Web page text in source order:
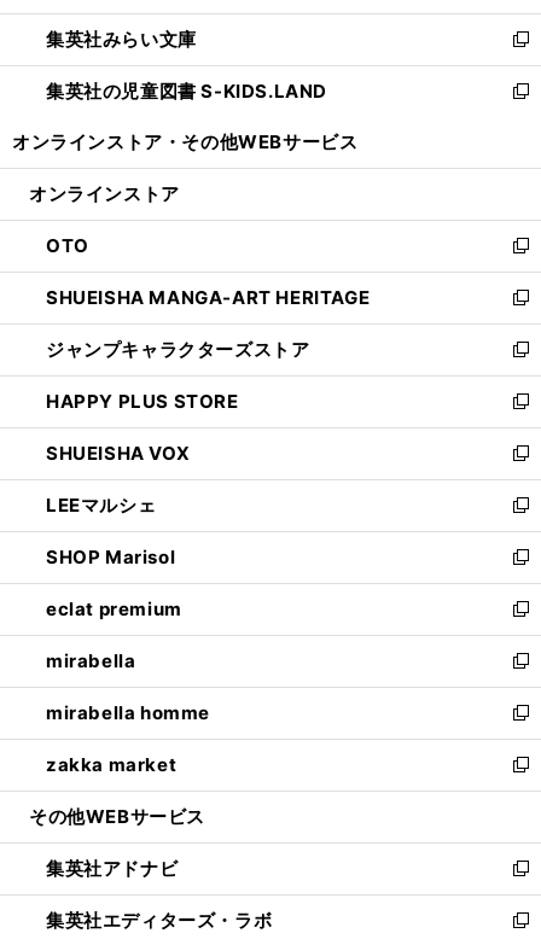
開
く
ウ
で
開
く
ン
ド
ウ
で
ウ
ィ
ン
ド
開
集英社みらい文庫
新
し
い
ン
ウ
で
開
く
集英社の児童図書 S-KIDS.LAND
新
ウ
ン
ド
ウ
で
開
く
オンラインストア・ その他WEBサービス
オンラインストア
OTO
新
し
い
ウ
ィ
ン
ド
ウ
で
開
く
SHUEISHA MANGA-ART HERITAGE
新
し
い
ウ
ィ
ン
ド
ウ
で
開
く
ジャンプキャラクターズストア
新
し
い
ウ
ィ
ン
ド
ウ
で
開
く
HAPPY PLUS STORE
新
し
い
ウ
ィ
ン
ド
ウ
で
開
く
SHUEISHA VOX
新
し
い
ウ
ィ
ン
ド
ウ
で
開
く
LEEマルシェ
新
し
い
ウ
ィ
ン
ド
ウ
で
開
く
SHOP Marisol
新
し
い
ウ
ィ
ン
ド
ウ
で
開
eclat premium
新
し
い
ウ
ィ
ン
ド
ウ
開
く
mirabella
新
し
い
ウ
ィ
ン
ウ
で
開
く
mirabella homme
新
し
い
ウ
ン
ド
ウ
で
zakka market
新
し
ウ
ィ
ン
ド
その他WEBサービス
集英社アドナビ
新
し
い
集英社エディターズ・ラボ 新